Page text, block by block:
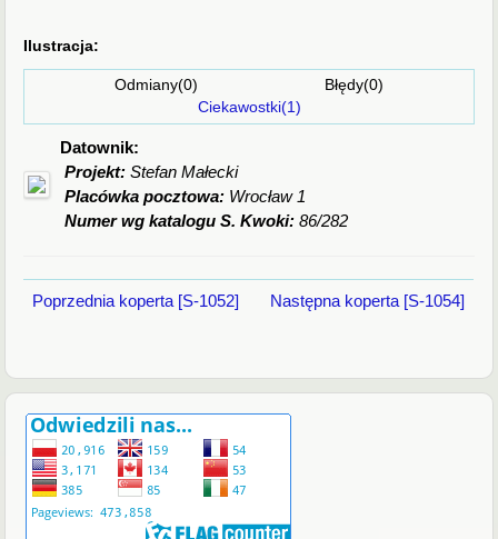
Ilustracja:
Odmiany(0) Błędy(0)
Ciekawostki(1)
Datownik:
Projekt:Stefan Małecki
Placówka pocztowa: Wrocław 1
Numer wg katalogu S. Kwoki:86/282
Poprzednia koperta [S-1052] Następna koperta [S-1054]